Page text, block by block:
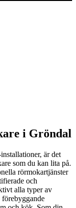
i Gröndal
är det
som du kan lita på.
rörmokartjänster
och
alla typer av